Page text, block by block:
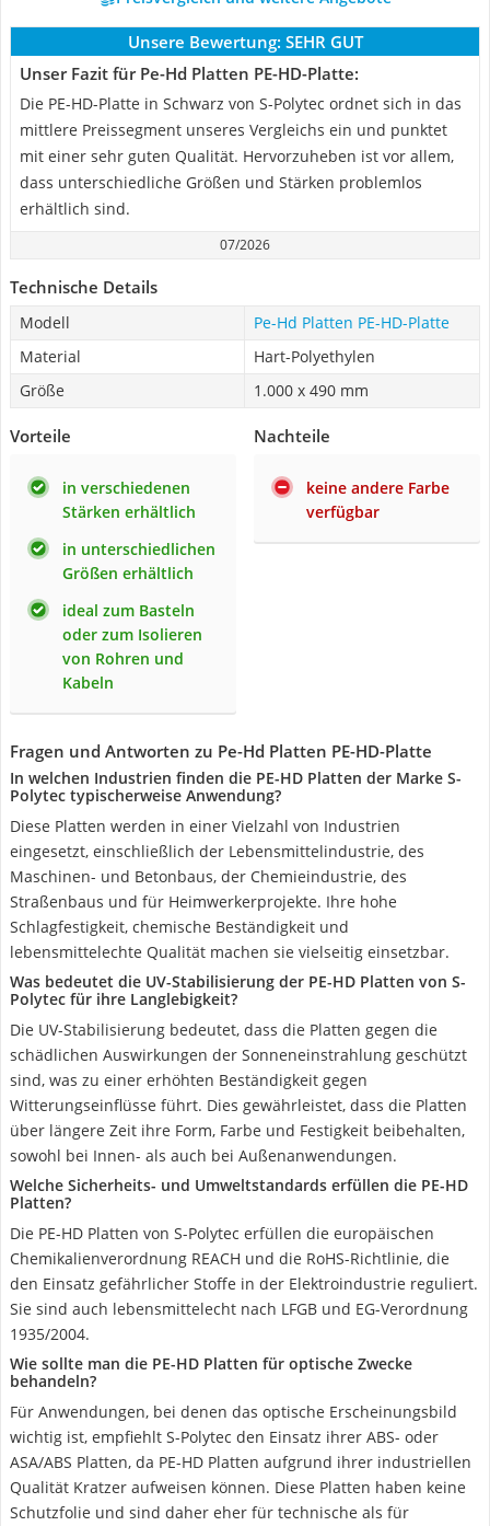
Unsere Bewertung: SEHR GUT
Unser Fazit für Pe-Hd Platten PE-HD-Platte:
Die PE-HD-Platte in Schwarz von S-Polytec ordnet sich in das
mittlere Preissegment unseres Vergleichs ein und punktet
mit einer sehr guten Qualität. Hervorzuheben ist vor allem,
dass unterschiedliche Größen und Stärken problemlos
erhältlich sind.
07/2026
Technische Details
Modell
Pe-Hd Platten PE-HD-Platte
Material
Hart-Polyethylen
Größe
1.000 x 490 mm
Vorteile
in verschiedenen
Stärken erhältlich
in unterschiedlichen
Größen erhältlich
ideal zum Basteln
oder zum Isolieren
von Rohren und
Kabeln
Nachteile
keine andere Farbe
verfügbar
Fragen und Antworten zu Pe-Hd Platten PE-HD-Platte
In welchen Industrien finden die PE-HD Platten der Marke S-
Polytec typischerweise Anwendung?
Diese Platten werden in einer Vielzahl von Industrien
eingesetzt, einschließlich der Lebensmittelindustrie, des
Maschinen- und Betonbaus, der Chemieindustrie, des
Straßenbaus und für Heimwerkerprojekte. Ihre hohe
Schlagfestigkeit, chemische Beständigkeit und
lebensmittelechte Qualität machen sie vielseitig einsetzbar.
Was bedeutet die UV-Stabilisierung der PE-HD Platten von S-
Polytec für ihre Langlebigkeit?
Die UV-Stabilisierung bedeutet, dass die Platten gegen die
schädlichen Auswirkungen der Sonneneinstrahlung geschützt
sind, was zu einer erhöhten Beständigkeit gegen
Witterungseinflüsse führt. Dies gewährleistet, dass die Platten
über längere Zeit ihre Form, Farbe und Festigkeit beibehalten,
sowohl bei Innen- als auch bei Außenanwendungen.
Welche Sicherheits- und Umweltstandards erfüllen die PE-HD
Platten?
Die PE-HD Platten von S-Polytec erfüllen die europäischen
Chemikalienverordnung REACH und die RoHS-Richtlinie, die
den Einsatz gefährlicher Stoffe in der Elektroindustrie reguliert.
Sie sind auch lebensmittelecht nach LFGB und EG-Verordnung
1935/2004.
Wie sollte man die PE-HD Platten für optische Zwecke
behandeln?
Für Anwendungen, bei denen das optische Erscheinungsbild
wichtig ist, empfiehlt S-Polytec den Einsatz ihrer ABS- oder
ASA/ABS Platten, da PE-HD Platten aufgrund ihrer industriellen
Qualität Kratzer aufweisen können. Diese Platten haben keine
Schutzfolie und sind daher eher für technische als für